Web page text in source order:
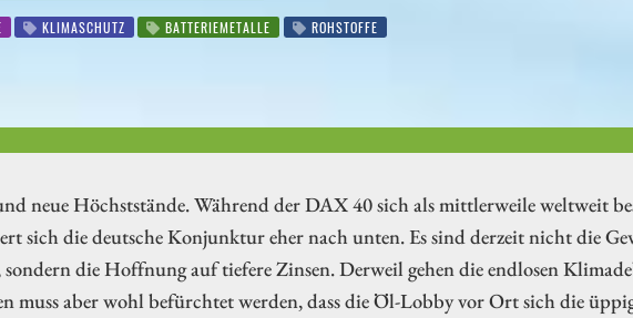
KLIMASCHUTZ BATTERIEMETALLE ROHSTOFFE
neue Höchststände. Während der DAX 40 sich als mittlerweile weltweit
sich die deutsche Konjunktur eher nach unten. Es sind derzeit nicht die
die Hoffnung auf tiefere Zinsen. Derweil gehen die endlosen
muss aber wohl befürchtet werden, dass die Öl-Lobby vor Ort sich die